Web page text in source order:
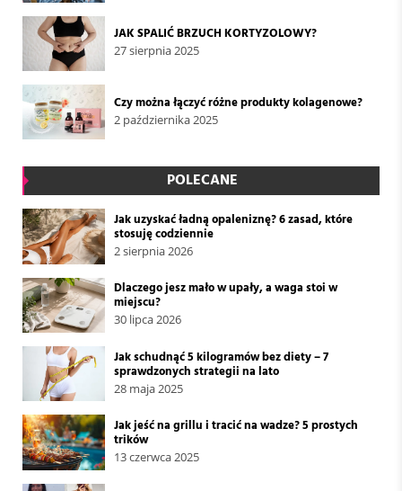
JAK SPALIĆ BRZUCH KORTYZOLOWY?
27 sierpnia 2025
Czy można łączyć różne produkty kolagenowe?
2 października 2025
POLECANE
Jak uzyskać ładną opaleniznę? 6 zasad, które
stosuję codziennie
2 sierpnia 2026
Dlaczego jesz mało w upały, a waga stoi w
miejscu?
30 lipca 2026
Jak schudnąć 5 kilogramów bez diety – 7
sprawdzonych strategii na lato
28 maja 2025
Jak jeść na grillu i tracić na wadze? 5 prostych
trików
13 czerwca 2025